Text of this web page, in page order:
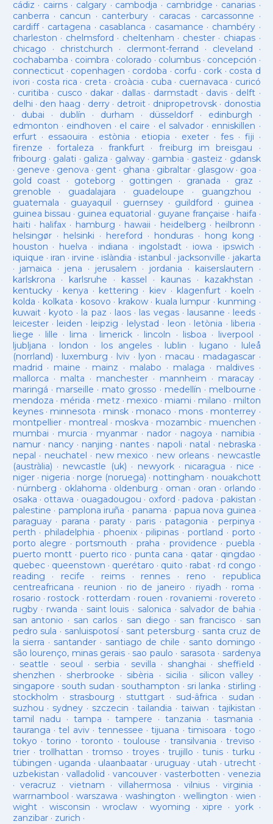
cádiz · cairns· calgary · cambodja · cambridge · canarias·
canberra · cancun · canterbury · caracas · carcassonne ·
cardiff· cartagena · casablanca · casamance · chambéry·
charleston · chelmsford · cheltenham · chester· chiapas ·
chicago · christchurch · clermont-ferrand · cleveland ·
cochabamba · coimbra · colorado · columbus· concepción ·
connecticut· copenhagen · cordoba · corfu · cork · costa d
ivori · costa rica · creta · croàcia · cuba · cuernavaca · curicó
· curitiba · cusco · dakar · dallas · darmstadt· davis · delft ·
delhi · den haag · derry· detroit· dnipropetrovsk· donostia
· dubai · dublín · durham · düsseldorf· edinburgh ·
edmonton · eindhoven · el caire · el salvador · enniskillen ·
erfurt· essaouira · estònia · etiopia · exeter· fes· fiji ·
firenze ·fortaleza · frankfurt· freiburg im breisgau ·
fribourg · galati · galiza · galway· gambia · gasteiz · gdansk
· geneve · genova · gent· ghana · gibraltar· glasgow· goa ·
gold coast · goteborg · gottingen · granada · graz ·
grenoble · guadalajara · guadeloupe · guangzhou ·
guatemala · guayaquil · guernsey· guildford · guinea ·
guinea bissau · guinea equatorial · guyane française · haifa ·
haiti · halifax · hamburg · hawaii · heidelberg · heilbronn ·
helsingør· helsinki · hereford · honduras· hong kong ·
houston · huelva · indiana · ingolstadt· iowa · ipswich ·
iquique · iran · irvine · islàndia · istanbul · jacksonville · jakarta
· jamaica · jena · jerusalem · jordania · kaiserslautern ·
karlskrona · karlsruhe · kassel · kaunas· kazakhstan ·
kentucky· kenya · kettering · kiev· klagenfurt · koeln ·
kolda · kolkata · kosovo · krakow· kuala lumpur · kunming ·
kuwait· kyoto · la paz · laos· las vegas· lausanne · leeds ·
leicester· leiden · leipzig · lelystad · leon · letònia · liberia ·
liege · lille · lima · limerick· lincoln · lisboa · liverpool ·
ljubljana · london · los angeles· lublin · lugano · luleå
(norrland) · luxemburg · lviv · lyon · macau · madagascar·
madrid · maine · mainz · malabo · malaga · maldives·
mallorca · malta · manchester· mannheim · maracay·
maringá · marseille · mato grosso · medellín · melbourne ·
mendoza · mérida · metz · mexico · miami · milano · milton
keynes· minnesota · minsk · monaco · mons · monterrey ·
montpellier· montreal · moskva · mozambic· muenchen ·
mumbai · murcia · myanmar· nador · nagoya · namibia ·
namur· nancy · nanjing · nantes · napoli · natal · nebraska ·
nepal · neuchatel · new mexico · new orleans· newcastle
(austràlia) · newcastle (uk) · newyork· nicaragua · nice ·
niger· nigeria · norge (noruega) · nottingham · nouakchott
· nürnberg · oklahoma · oldenburg · oman · oran · orlando ·
osaka · ottawa · ouagadougou · oxford ·padova ·pakistan ·
palestine · pamplona iruña · panama · papua nova guinea ·
paraguay· parana ·paraty · paris·patagonia · perpinya ·
perth ·philadelphia · phoenix·pilipinas ·portland · porto ·
porto alegre ·portsmouth ·praha · providence ·puebla ·
puerto montt· puerto rico ·punta cana · qatar · qingdao ·
quebec· queenstown · querétaro · quito · rabat · rd congo ·
reading · recife · reims· rennes · reno · republica
centreafricana · reunion · rio de janeiro · riyadh · roma ·
rosario · rostock · rotterdam · rouen · rovaniemi · rovereto ·
rugby· rwanda · saint louis · salonica · salvador de bahia ·
san antonio · san carlos· san diego · san francisco · san
pedro sula · sanluispotosí· sant petersburg · santa cruz de
la sierra · santander · santiago de chile · santo domingo ·
são lourenço, minas gerais · sao paulo · sarasota · sardenya
· seattle · seoul · serbia · sevilla · shanghai · sheffield ·
shenzhen · sherbrooke · sibèria · sicilia · silicon valley ·
singapore · south sudan · southampton · sri lanka · stirling ·
stockholm · strasbourg · stuttgart· sud-âfrica · sudan ·
suzhou · sydney · szczecin ·tailandia ·taiwan · tajikistan ·
tamil nadu ·tampa · tampere · tanzania ·tasmania ·
tauranga ·tel aviv· tennessee ·tijuana ·timisoara ·togo ·
tokyo ·torino ·toronto ·toulouse ·transilvania ·treviso ·
trier· trollhattan · tromso · troyes·trujillo ·tunis ·turku ·
tübingen · uganda · ulaanbaatar · uruguay · utah · utrecht ·
uzbekistan · valladolid · vancouver· vasterbotten · venezia
· veracruz · vietnam · villahermosa ·vilnius ·virginia ·
warrnambool ·warszawa ·washington · wellington · wien ·
wight· wisconsin ·wroclaw · wyoming ·xipre · york·
zanzibar· zurich ·